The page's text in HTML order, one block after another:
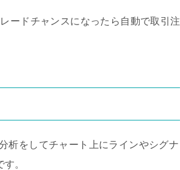
ードチャンスになったら自動で取引注
析をしてチャート上にラインやシグナ
。